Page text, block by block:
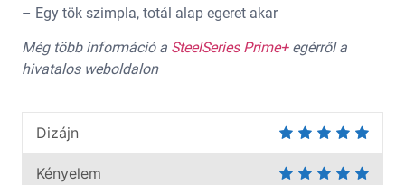
– Egy tök szimpla, totál alap egeret akar
Még több információ a SteelSeries Prime+egérről a
hivatalos weboldalon
Dizájn
Kényelem